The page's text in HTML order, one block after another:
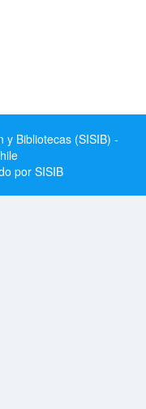
y Bibliotecas (SISIB) -
por SISIB